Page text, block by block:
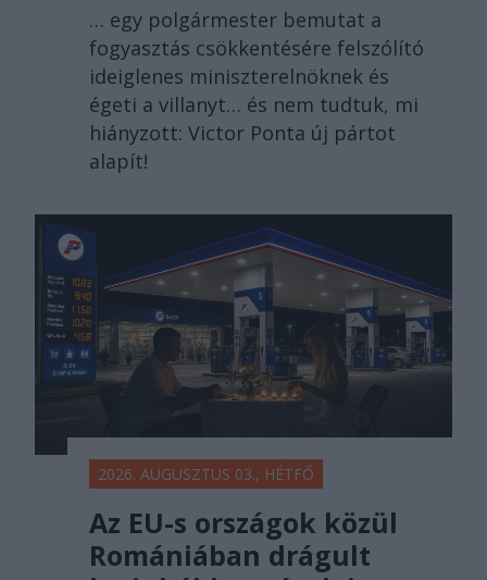
… egy polgármester bemutat a
fogyasztás csökkentésére felszólító
ideiglenes miniszterelnöknek és
égeti a villanyt… és nem tudtuk, mi
hiányzott: Victor Ponta új pártot
alapít!
2026. AUGUSZTUS 03., HÉTFŐ
Az EU-s országok közül
Romániában drágult